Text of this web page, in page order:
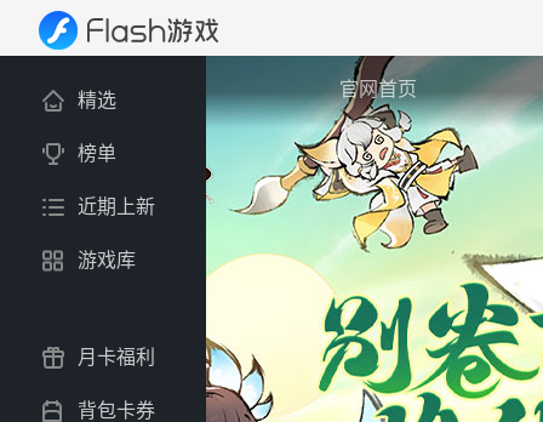
官网首页
精选
榜单
近期上新
游戏库
月卡福利
背包卡券